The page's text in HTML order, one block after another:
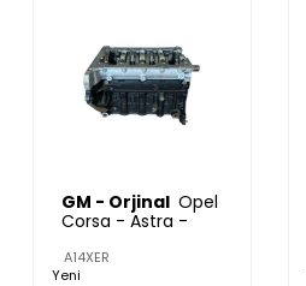
GM - Orjinal
Corsa - Astra -
Yarım
A14XER
Yeni